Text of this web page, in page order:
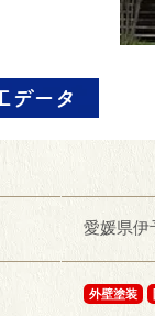
ータ
愛媛県伊
外壁塗装